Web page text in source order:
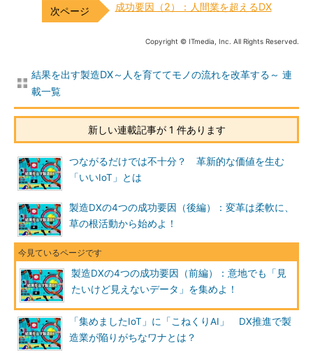
成功要因（2）：人間業を超えるDX
Copyright © ITmedia, Inc. All Rights Reserved.
結果を出す製造DX～人を育ててモノの流れを改革する～ 連
載一覧
新しい連載記事が 1 件あります
つながるだけでは不十分？ 革新的な価値を生む
「いいIoT」とは
製造DXの4つの成功要因（後編）：変革は柔軟に、
草の根活動から始めよ！
製造DXの4つの成功要因（前編）：意地でも「見
たいけど見えないデータ」を集めよ！
「集めましたIoT」に「こねくりAI」 DX推進で製
造業が陥りがちなワナとは？